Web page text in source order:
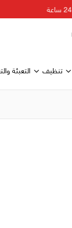
تنظيف التعبئة